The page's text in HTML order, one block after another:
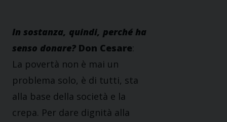
In sostanza, quindi, perché ha
senso donare? Don Cesare:
La povertà non è mai un
problema solo, è di tutti, sta
alla base della società e la
crepa. Per dare dignità alla